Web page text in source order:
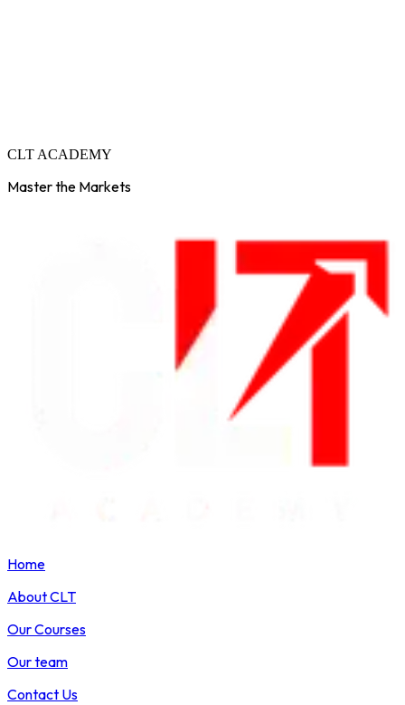
CLT ACADEMY
Master the Markets
Home
About CLT
Our Courses
Our team
Contact Us